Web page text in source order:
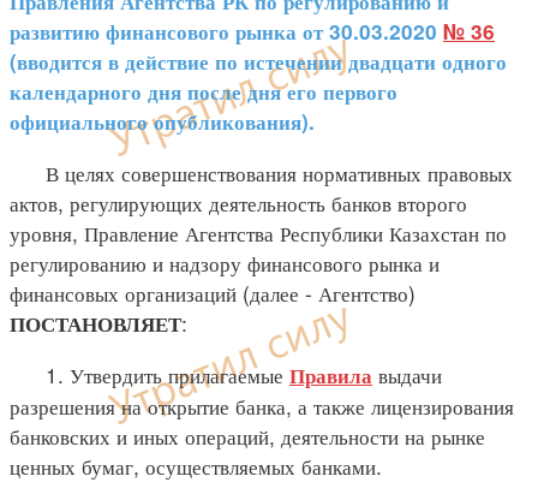
развитию финансового рынка от 30.03.2020 № 36
(вводится в действие по истечении двадцати одного
календарного дня после дня его первого
официального опубликования).
В целях совершенствования нормативных правовых
актов, регулирующих деятельность банков второго
уровня, Правление Агентства Республики Казахстан по
регулированию и надзору финансового рынка и
финансовых организаций (далее - Агентство)
ПОСТАНОВЛЯЕТ:
1. Утвердить прилагаемые Правила выдачи
разрешения на открытие банка, а также лицензирования
банковских и иных операций, деятельности на рынке
ценных бумаг, осуществляемых банками.